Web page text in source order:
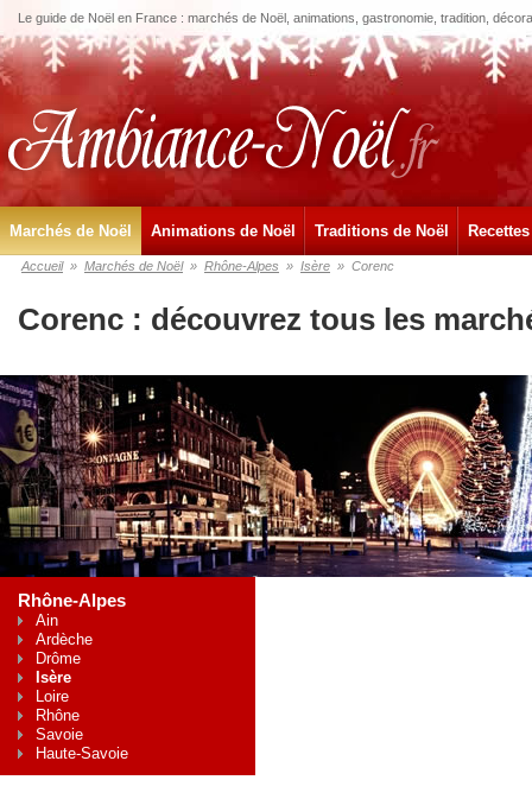
Le guide de Noël en France : marchés de Noël, animations, gastronomie, tradition,
Marchés de Noël Animations de Noël Traditions de Noël
Accueil » Marchés de Noël » Rhône-Alpes » Isère » Corenc
Corenc : découvrez tous les
Rhône-Alpes
Ain
Ardèche
Drôme
Isère
Loire
Rhône
Savoie
Haute-Savoie